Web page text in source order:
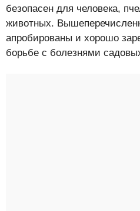
безопасен для человека,
животных.
апробированы и хорошо
борьбе с болезнями